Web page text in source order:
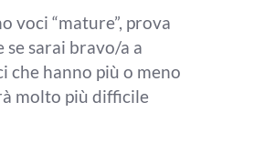
voci “mature”, prova
se sarai bravo/a a
che hanno più o meno
molto più difficile